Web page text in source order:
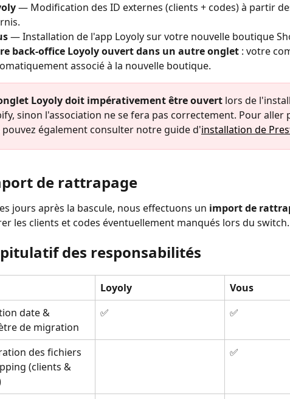
— Modification des ID externes (clients + codes) à partir
— Installation de l'app Loyoly sur votre nouvelle boutique
back-office Loyoly ouvert dans un autre onglet : votre
associé à la nouvelle boutique.
Loyoly doit impérativement être ouvert lors de
sinon l'association ne se fera pas correctement. Pour aller
pouvez également consulter notre guide d'installation de
de rattrapage
jours après la bascule, nous effectuons un import de
les clients et codes éventuellement manqués lors du switch.
des responsabilités
Loyoly
Vous
date &
de migration
✅ ✅
des fichiers
(clients &
✅